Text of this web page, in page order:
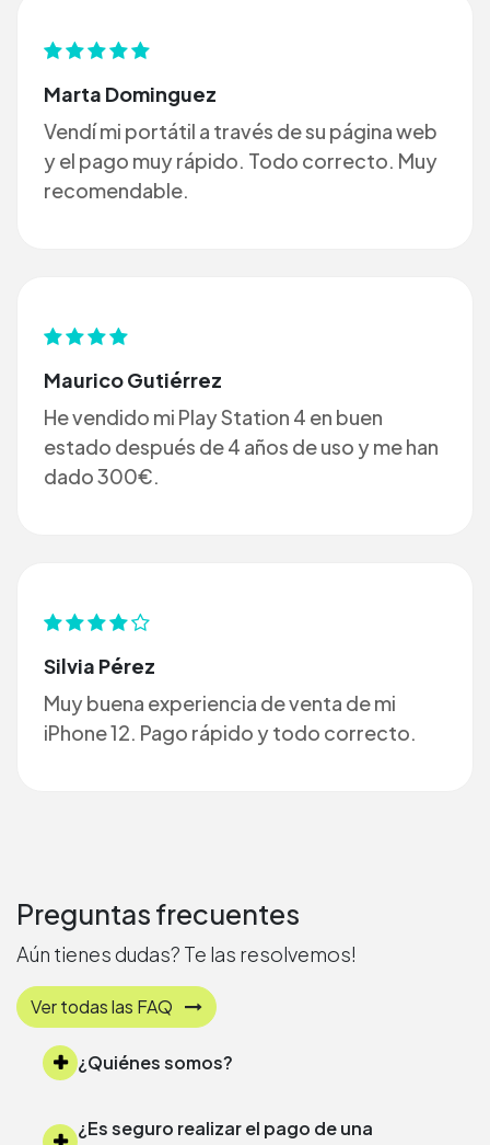
Marta Dominguez
Vendí mi portátil a través de su página web
y el pago muy rápido. Todo correcto. Muy
recomendable.
Maurico Gutiérrez
He vendido mi Play Station 4 en buen
estado después de 4 años de uso y me han
dado 300€.
Silvia Pérez
Muy buena experiencia de venta de mi
iPhone 12. Pago rápido y todo correcto.
Preguntas frecuentes
Aún tienes dudas? Te las resolvemos!
Ver todas las FAQ
¿Quiénes somos?
¿Es seguro realizar el pago de una